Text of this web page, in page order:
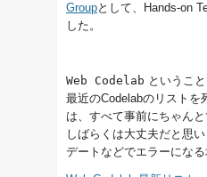
Groupとして、Hands-on
した。
Web Codelab というこ
最近のCodelabのリストを
は、すべて事前にちゃん
しばらくは大丈夫だと思
デートなどでエラーになる